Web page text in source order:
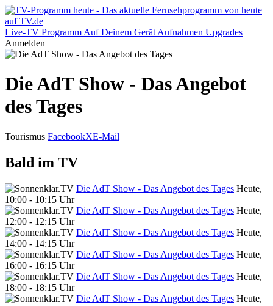
Live-TV Programm Auf Deinem Gerät Aufnahmen Upgrades
Anmelden
Die AdT Show - Das Angebot
des Tages
Tourismus FacebookXE-Mail
Bald im TV
Die AdT Show - Das Angebot des Tages Heute,
10:00 - 10:15 Uhr
Die AdT Show - Das Angebot des Tages Heute,
12:00 - 12:15 Uhr
Die AdT Show - Das Angebot des Tages Heute,
14:00 - 14:15 Uhr
Die AdT Show - Das Angebot des Tages Heute,
16:00 - 16:15 Uhr
Die AdT Show - Das Angebot des Tages Heute,
18:00 - 18:15 Uhr
Die AdT Show - Das Angebot des Tages Heute,